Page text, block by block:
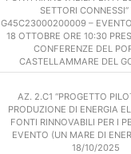
ORGANIGRAMMA
DETERMINE DEL
DELIBERE DEL CONSIGLIO
BANDI DI
SETTORI CONNESSI”
G45C23000200009 –
18 OTTOBRE ORE 10:30
CONFERENZE DEL
CASTELLAMMARE DEL
AZ. 2.C1 “PROGETTO
PRODUZIONE DI ENERGIA
FONTI RINNOVABILI PER I
EVENTO (UN MARE DI
18/10/2025